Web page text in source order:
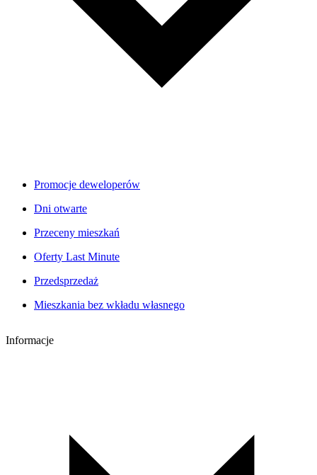
Promocje deweloperów
Dni otwarte
Przeceny mieszkań
Oferty Last Minute
Przedsprzedaż
Mieszkania bez wkładu własnego
Informacje